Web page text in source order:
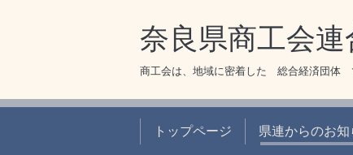
奈良県商工会連
商工会は、地域に密着した 総合経済団
トップページ 県連からのお知